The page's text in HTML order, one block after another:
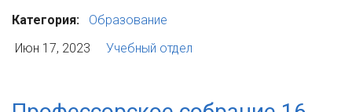
Категория:
Образование
Июн 17, 2023
Учебный отдел